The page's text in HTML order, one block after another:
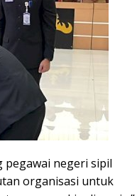
pegawai negeri sipil
organisasi untuk